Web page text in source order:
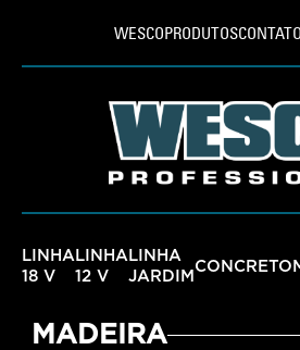
WESCOPRODUTOSCONTATO
LINHA
18 V
LINHA
12 V
LINHA
JARDIM
CONCRETO
MADEIRA